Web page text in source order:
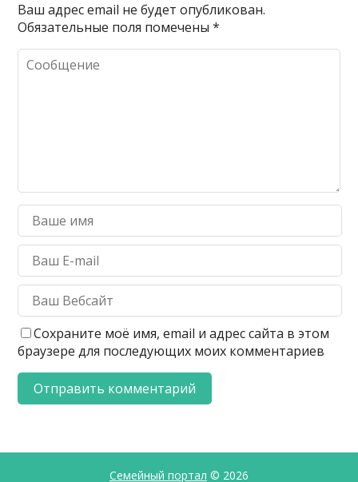
Ваш адрес email не будет опубликован.
Обязательные поля помечены*
Сохраните моё имя, email и адрес сайта в этом
браузере для последующих моих комментариев
Семейный портал © 2026